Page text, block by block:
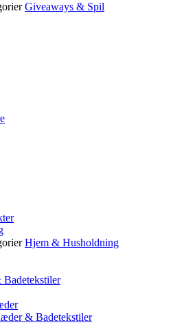
Giveaways & Spil
Hjem & Husholdning
& Badetekstiler